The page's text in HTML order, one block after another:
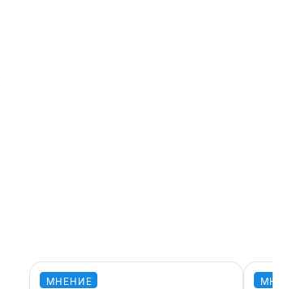
МНЕНИЕ